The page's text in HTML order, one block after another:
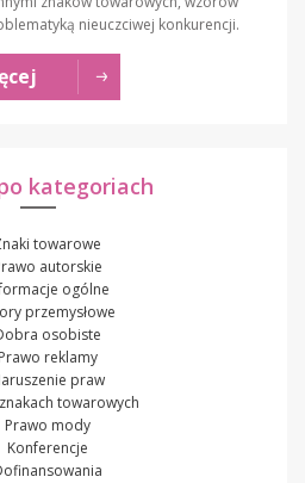
nieuczciwej konkurencji.
kategoriach
towarowe
autorskie
ogólne
przemysłowe
osobiste
Prawo reklamy
praw
towarowych
Prawo mody
Konferencje